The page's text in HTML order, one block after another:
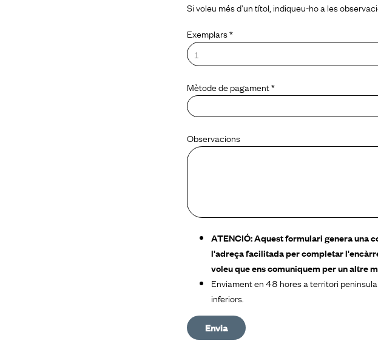
Si voleu més d’un títol, indiqueu-ho a les
Exemplars *
Mètode de pagament *
Observacions
ATENCIÓ: Aquest formulari genera una
l'adreça facilitada per completar
voleu que ens comuniquem per un altre
Enviament en 48 hores a territori
inferiors.
Envia